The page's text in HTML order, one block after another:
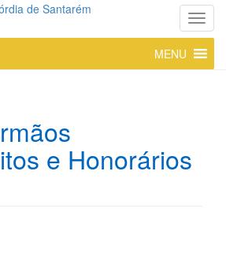
T
o
g
MENU
e Honorários